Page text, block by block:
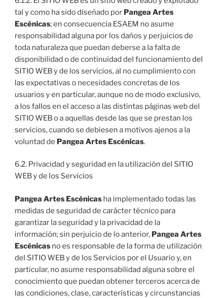
tal y como ha sido diseñado por Pangea Artes
Escénicas; en consecuencia ESAEM no asume
responsabilidad alguna por los daños y perjuicios de
toda naturaleza que puedan deberse a la falta de
disponibilidad o de continuidad del funcionamiento del
SITIO WEB y de los servicios, al no cumplimiento con
las expectativas o necesidades concretas de los
usuarios y en particular, aunque no de modo exclusivo,
a los fallos en el acceso a las distintas páginas web del
SITIO WEB o a aquellas desde las que se prestan los
servicios, cuando se debiesen a motivos ajenos a la
voluntad de Pangea Artes Escénicas.
6.2. Privacidad y seguridad en la utilización del SITIO
WEB y de los Servicios
Pangea Artes Escénicas ha implementado todas las
medidas de seguridad de carácter técnico para
garantizar la seguridad y la privacidad de la
información; sin perjuicio de lo anterior, Pangea Artes
Escénicas no es responsable de la forma de utilización
del SITIO WEB y de los Servicios por el Usuario y, en
particular, no asume responsabilidad alguna sobre el
conocimiento que puedan obtener terceros acerca de
las condiciones, clase, características y circunstancias